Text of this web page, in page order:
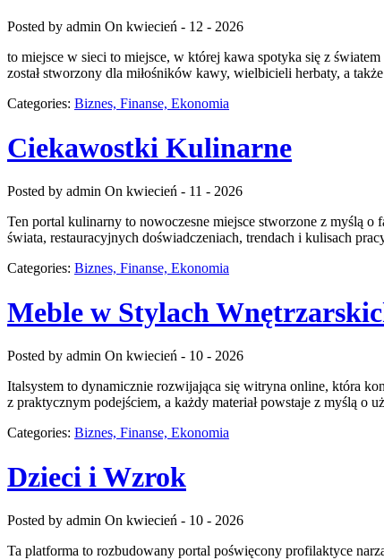
Posted by admin On kwiecień - 12 - 2026
to miejsce w sieci to miejsce, w której kawa spotyka się z
został stworzony dla miłośników kawy, wielbicieli herbaty, a
Categories: Biznes, Finanse, Ekonomia
Ciekawostki Kulinarne
Posted by admin On kwiecień - 11 - 2026
Ten portal kulinarny to nowoczesne miejsce stworzone z myślą
świata, restauracyjnych doświadczeniach, trendach i kulisach
Categories: Biznes, Finanse, Ekonomia
Meble w Stylach
Posted by admin On kwiecień - 10 - 2026
Italsystem to dynamicznie rozwijająca się witryna online, która
z praktycznym podejściem, a każdy materiał powstaje z myślą o
Categories: Biznes, Finanse, Ekonomia
Dzieci i Wzrok
Posted by admin On kwiecień - 10 - 2026
Ta platforma to rozbudowany portal poświęcony profilaktyce